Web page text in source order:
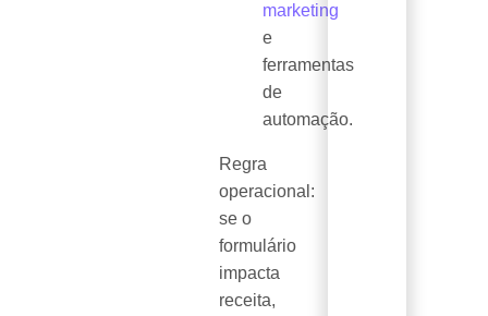
marketing
e
ferramentas
de
automação.
Regra
operacional:
se o
formulário
impacta
receita,